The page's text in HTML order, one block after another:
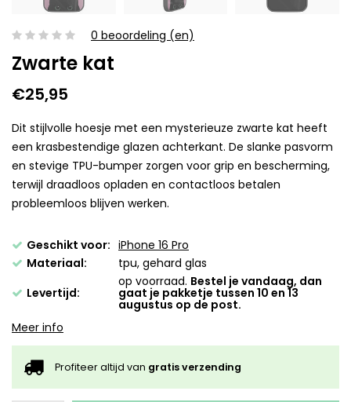
0 beoordeling (en)
Zwarte kat
€25,95
Dit stijlvolle hoesje met een mysterieuze zwarte kat heeft
een krasbestendige glazen achterkant. De slanke pasvorm
en stevige TPU-bumper zorgen voor grip en bescherming,
terwijl draadloos opladen en contactloos betalen
probleemloos blijven werken.
Geschikt voor: iPhone 16 Pro
Materiaal:
tpu, gehard glas
Levertijd:
op voorraad. Bestel je vandaag, dan
gaat je pakketje tussen 10 en 13
augustus op de post.
Meer info
Profiteer altijd van gratis verzending